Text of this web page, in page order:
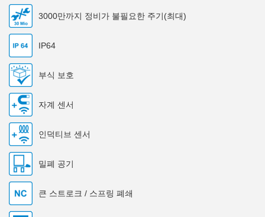
3000만까지 정비가 불필요한 주기(최대)
IP64
부식 보호
자계 센서
인덕티브 센서
밀폐 공기
큰 스트로크 / 스프링 폐쇄